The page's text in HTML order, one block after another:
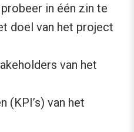
probeer in één zin te
doel van het project
van het
(KPI’s) van het